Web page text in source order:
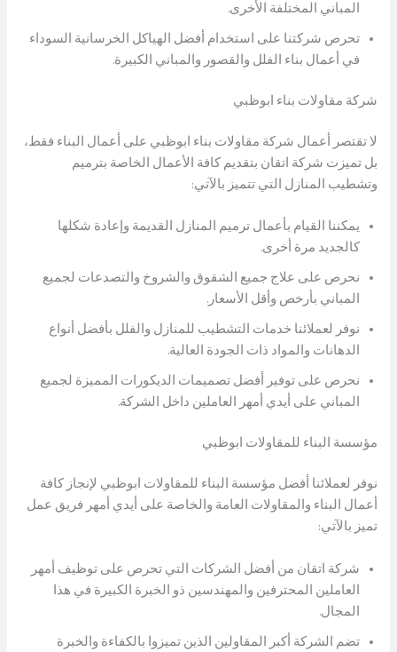
المباني المختلفة الأخرى.
تحرص شركتنا على استخدام أفضل الهياكل الخرسانية السوداء
في أعمال بناء الفلل والقصور والمباني الكبيرة.
شركة مقاولات بناء ابوظبي
لا تقتصر أعمال شركة مقاولات بناء ابوظبي على أعمال البناء فقط،
بل تميزت شركة اتقان بتقديم كافة الأعمال الخاصة بترميم
وتشطيب المنازل التي تتميز بالآتي:
يمكننا القيام بأعمال ترميم المنازل القديمة وإعادة شكلها
كالجديد مرة أخرى.
نحرص على علاج جميع الشقوق والشروخ والتصدعات لجميع
المباني بأرخص وأقل الأسعار.
نوفر لعملائنا خدمات التشطيب للمنازل والفلل بأفضل أنواع
الدهانات والمواد ذات الجودة العالية.
نحرص على توفير أفضل تصميمات الديكورات المميزة لجميع
المباني على أيدي أمهر العاملين داخل الشركة.
مؤسسة البناء للمقاولات ابوظبي
نوفر لعملائنا أفضل مؤسسة البناء للمقاولات ابوظبي لإنجاز كافة
أعمال البناء والمقاولات العامة والخاصة على أيدي أمهر فريق عمل
تميز بالآتي:
شركة اتقان من أفضل الشركات التي تحرص على توظيف أمهر
العاملين المحترفين والمهندسين ذو الخبرة الكبيرة في هذا
المجال.
تضم الشركة أكبر المقاولين الذين تميزوا بالكفاءة والخبرة